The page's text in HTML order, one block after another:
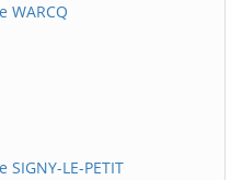
LE-PETIT